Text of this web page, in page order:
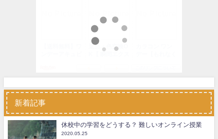
新着記事
休校中の学習をどうする？ 難しいオンライン授業
2020.05.25